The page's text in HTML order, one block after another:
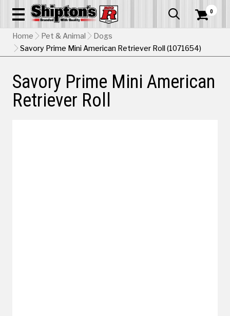
  0
Home Pet & Animal
Dogs
Savory Prime Mini American Retriever Roll (1071654)
Savory Prime Mini American
Retriever Roll